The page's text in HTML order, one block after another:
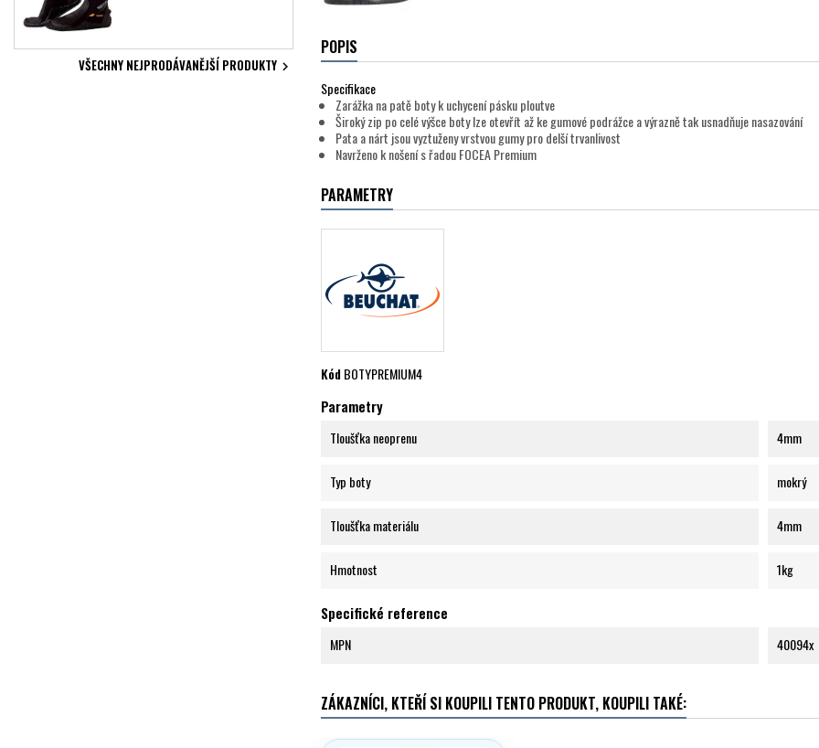
VŠECHNY NEJPRODÁVANĚJŠÍ PRODUKTY 
POPIS
Specifikace
Zarážka na patě boty k uchycení pásku ploutve
Široký zip po celé výšce boty lze otevřít až ke gumové podrážce a výrazně tak usnadňuje nasazování
Pata a nárt jsou vyztuženy vrstvou gumy pro delší trvanlivost
Navrženo k nošení s řadou FOCEA Premium
PARAMETRY
KódBOTYPREMIUM4
Parametry
Tloušťka neoprenu 4mm
Typ boty mokrý
Tloušťka materiálu 4mm
Hmotnost 1kg
Specifické reference
MPN 40094x
ZÁKAZNÍCI, KTEŘÍ SI KOUPILI TENTO PRODUKT, KOUPILI TAKÉ: